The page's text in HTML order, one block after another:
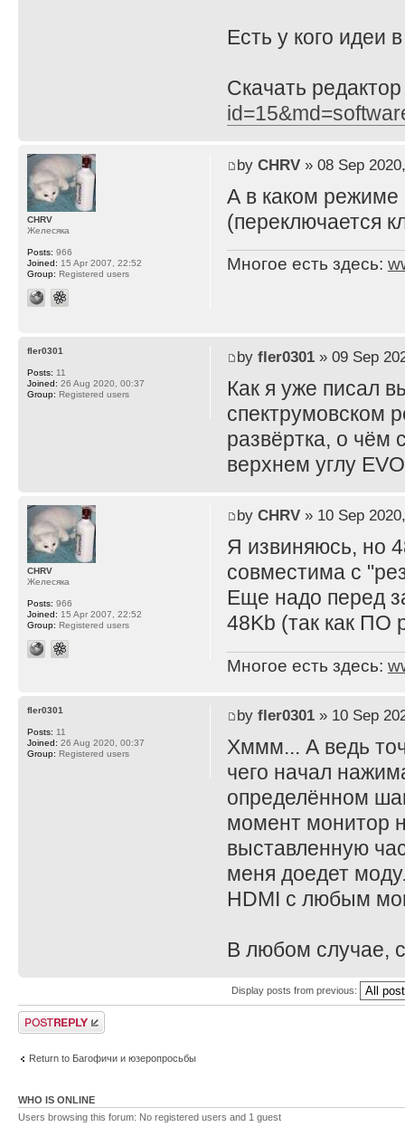
Есть у кого идеи
Скачать
by CHRV» 08 Sep
А в каком режиме
(переключается
Многое есть здесь:
CHRV
Желесяка
Posts: 966
Joined: 15 Apr 2007, 22:52
Group: Registered users
by fler0301» 09 Sep
Как я уже писал
спектрумовском
развёртка, о чём
верхнем углу
fler0301
Posts: 11
Joined: 26 Aug 2020, 00:37
Group: Registered users
by CHRV» 10 Sep
Я извиняюсь, но
совместима с
Еще надо перед
48Kb (так как ПО
Многое есть здесь:
CHRV
Желесяка
Posts: 966
Joined: 15 Apr 2007, 22:52
Group: Registered users
by fler0301» 10 Sep
Хммм... А ведь
чего начал
определённом
момент монитор
выставленную
меня доедет
HDMI с любым
В любом случае,
fler0301
Posts: 11
Joined: 26 Aug 2020, 00:37
Group: Registered users
Display posts from previous:
Post a reply
Return to Багофичи и юзеропросьбы
WHO IS ONLINE
Users browsing this forum: No registered users and 1 guest